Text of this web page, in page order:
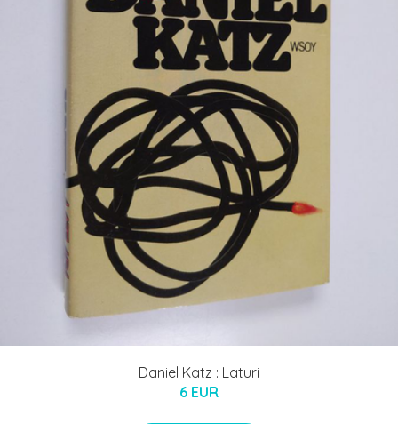
Daniel Katz : Laturi
6 EUR